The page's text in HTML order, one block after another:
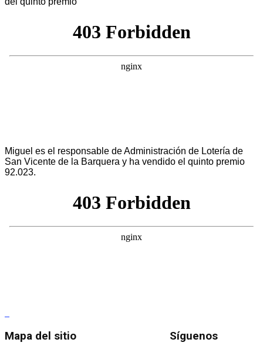
Miguel es el responsable de Administración de Lotería de
San Vicente de la Barquera y ha vendido el quinto premio
92.023.
Mapa del sitio Síguenos